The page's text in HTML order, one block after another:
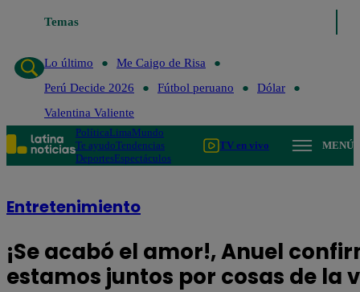
Temas
Lo último
Me Caigo de Risa
Perú Decide 2026
Fútbol peruano
Dólar
Valentina Valiente
PolíticaLimaMundo
Te ayudoTendencias
DeportesEspectáculos
TV en vivo MENÚ
Entretenimiento
¡Se acabó el amor!, Anuel
estamos juntos por cosas de la